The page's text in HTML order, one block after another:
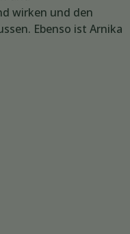
wirken und den
Ebenso ist Arnika